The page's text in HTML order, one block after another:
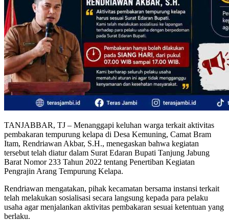
TANJABBAR, TJ – Menanggapi keluhan warga terkait aktivitas
pembakaran tempurung kelapa di Desa Kemuning, Camat Bram
Itam, Rendriawan Akbar, S.H., menegaskan bahwa kegiatan
tersebut telah diatur dalam Surat Edaran Bupati Tanjung Jabung
Barat Nomor 233 Tahun 2022 tentang Penertiban Kegiatan
Pengrajin Arang Tempurung Kelapa.
Rendriawan mengatakan, pihak kecamatan bersama instansi terkait
telah melakukan sosialisasi secara langsung kepada para pelaku
usaha agar menjalankan aktivitas pembakaran sesuai ketentuan yang
berlaku.